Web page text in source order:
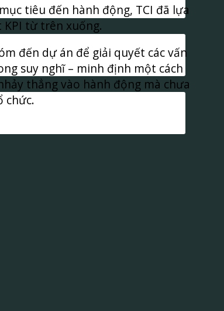
tiêu đến hành động, TCI đã lựa
từ trên xuống.
đến dự án để giải quyết các vấn
suy nghĩ – minh định một cách
thẳng vào hành động mà chưa
chức.